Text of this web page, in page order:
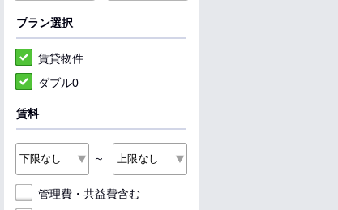
プラン選択
賃貸物件
ダブル0
賃料
～
管理費・共益費含む